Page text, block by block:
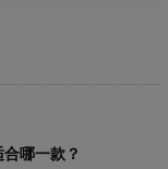
哪一款？